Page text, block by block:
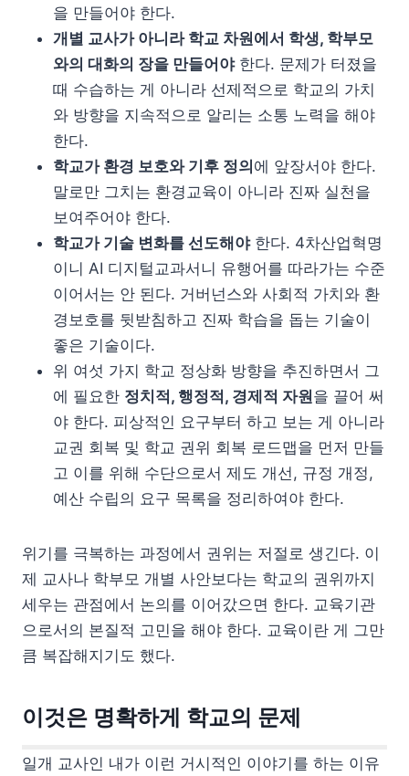
을 만들어야 한다.
개별 교사가 아니라 학교 차원에서 학생, 학부모
와의 대화의 장을 만들어야한다. 문제가 터졌을
때 수습하는 게 아니라 선제적으로 학교의 가치
와 방향을 지속적으로 알리는 소통 노력을 해야
한다.
학교가 환경 보호와 기후 정의 에 앞장서야 한다.
말로만 그치는 환경교육이 아니라 진짜 실천을
보여주어야 한다.
학교가 기술 변화를 선도해야한다. 4차산업혁명
이니 AI 디지털교과서니 유행어를 따라가는 수준
이어서는 안 된다. 거버넌스와 사회적 가치와 환
경보호를 뒷받침하고 진짜 학습을 돕는 기술이
좋은 기술이다.
위 여섯 가지 학교 정상화 방향을 추진하면서 그
에 필요한 정치적, 행정적, 경제적 자원을 끌어 써
야 한다. 피상적인 요구부터 하고 보는 게 아니라
교권 회복 및 학교 권위 회복 로드맵을 먼저 만들
고 이를 위해 수단으로서 제도 개선, 규정 개정,
예산 수립의 요구 목록을 정리하여야 한다.
위기를 극복하는 과정에서 권위는 저절로 생긴다. 이
제 교사나 학부모 개별 사안보다는 학교의 권위까지
세우는 관점에서 논의를 이어갔으면 한다. 교육기관
으로서의 본질적 고민을 해야 한다. 교육이란 게 그만
큼 복잡해지기도 했다.
이것은 명확하게 학교의 문제
일개 교사인 내가 이런 거시적인 이야기를 하는 이유